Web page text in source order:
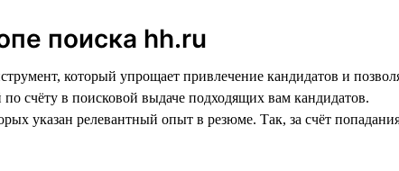
поиска hh.ru
который упрощает привлечение кандидатов и
счёту в поисковой выдаче подходящих вам кандидатов.
указан релевантный опыт в резюме. Так, за счёт